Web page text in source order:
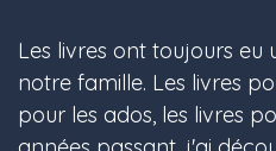
Les livres ont toujours
notre famille. Les livres
pour les ados, les livres